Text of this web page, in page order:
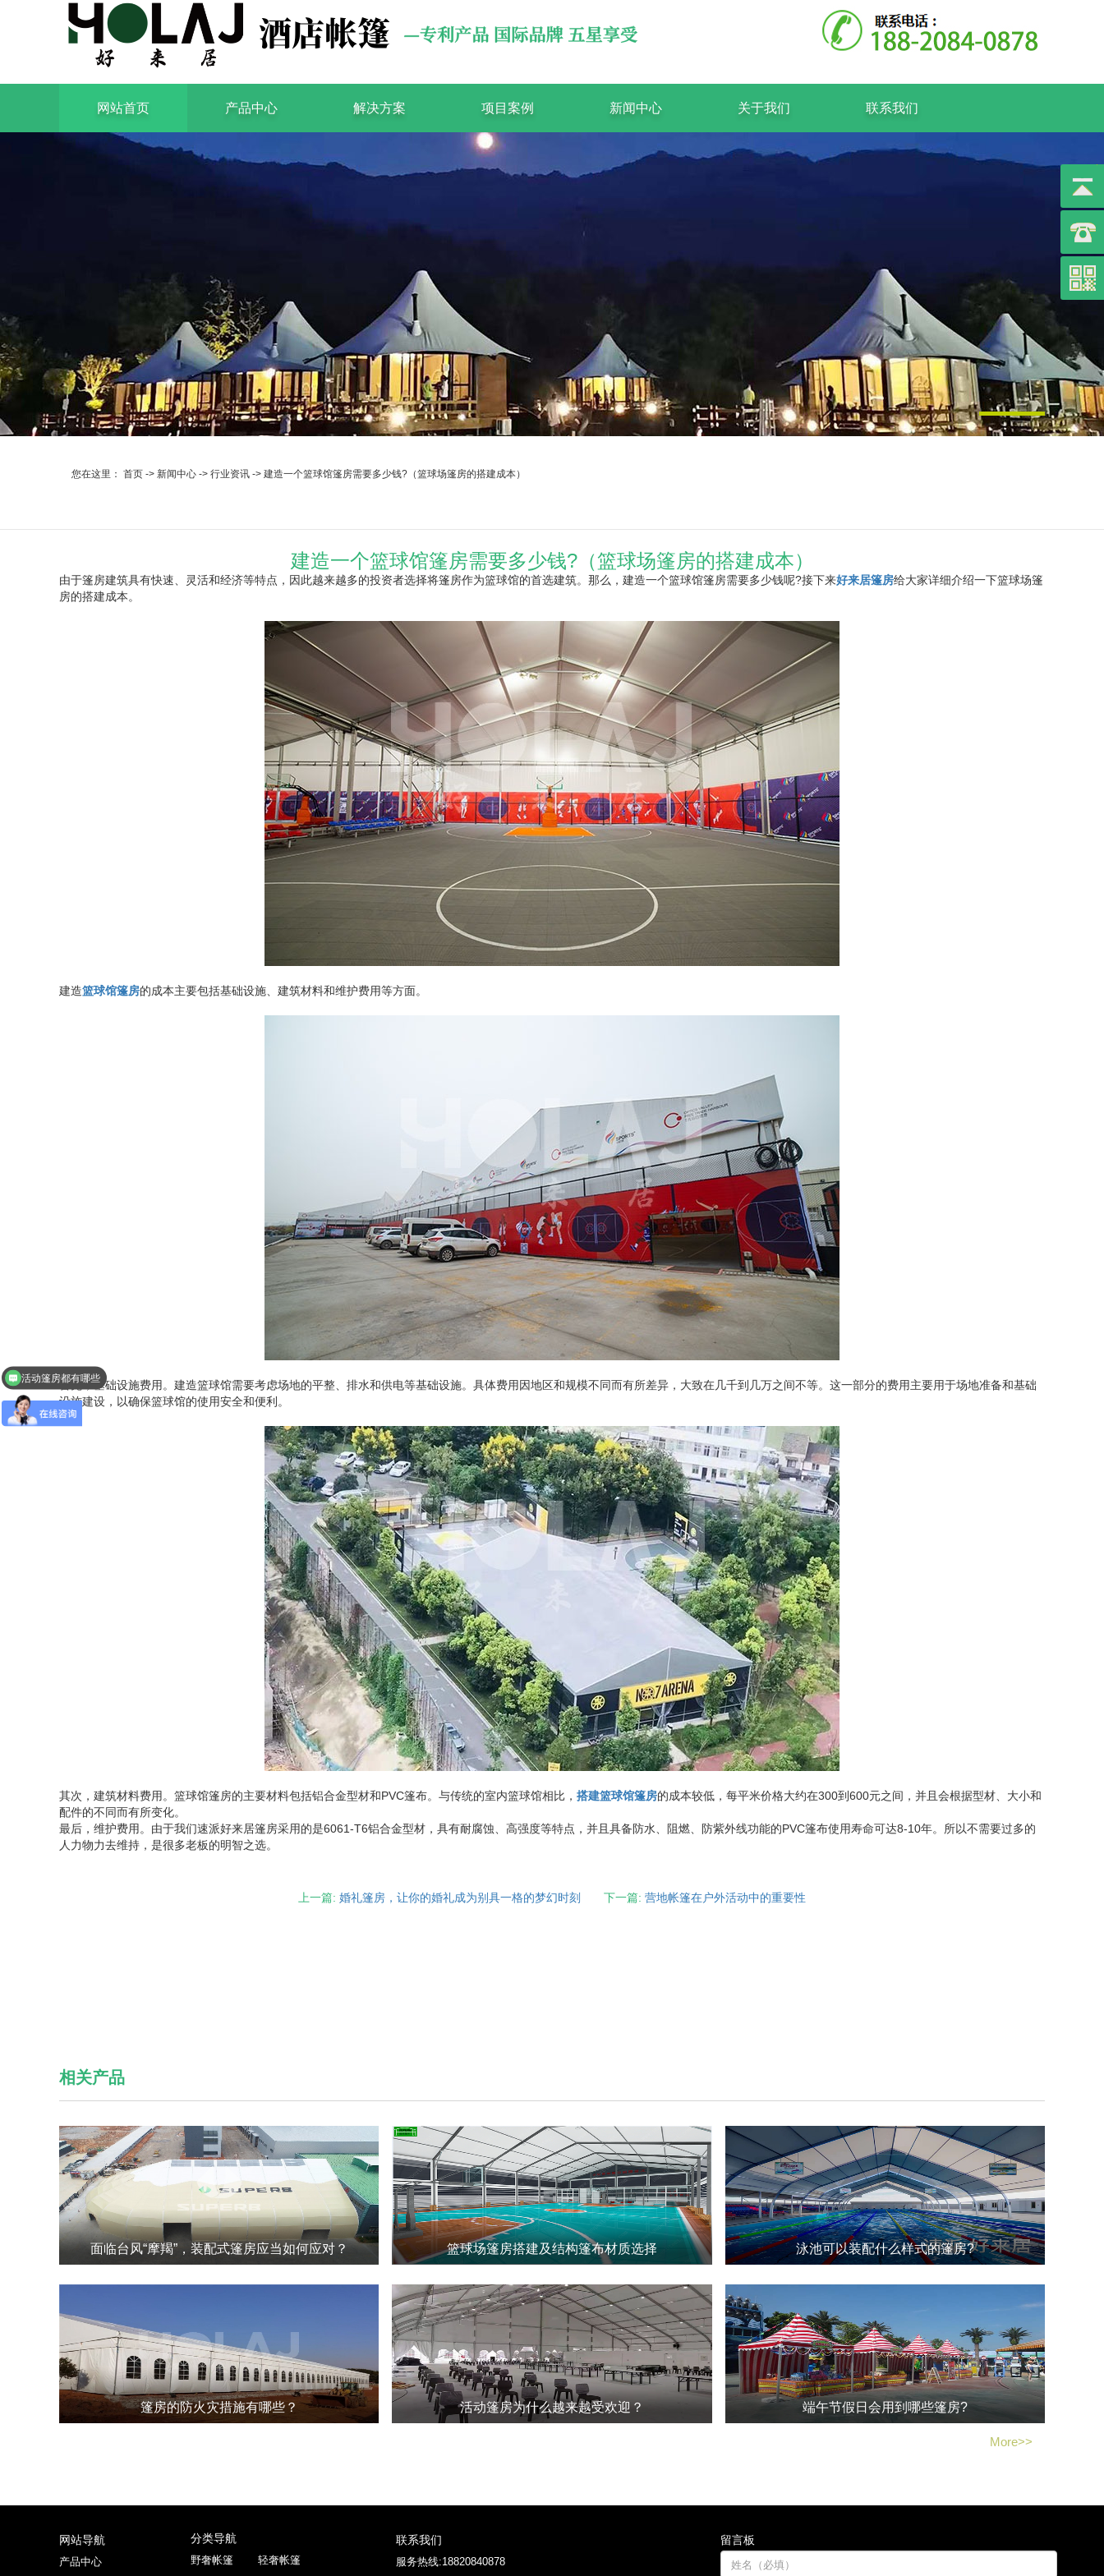
网站首页 产品中心 解决方案 项目案例 新闻中心 关于我们 联系我们
您在这里： 首页 -> 新闻中心 -> 行业资讯 -> 建造一个篮球馆篷房需要多少钱?（篮球场篷房的搭建成本）
建造一个篮球馆篷房需要多少钱?（篮球场篷房的搭建成本）
由于篷房建筑具有快速、灵活和经济等特点，因此越来越多的投资者选择将篷房作为篮球馆的首选建筑。那么，建造一个篮球馆篷房需要多少钱呢?接下来好来居篷房给大家详细介绍一下篮球场篷
房的搭建成本。
建造篮球馆篷房的成本主要包括基础设施、建筑材料和维护费用等方面。
首先，基础设施费用。建造篮球馆需要考虑场地的平整、排水和供电等基础设施。具体费用因地区和规模不同而有所差异，大致在几千到几万之间不等。这一部分的费用主要用于场地准备和基础
设施建设，以确保篮球馆的使用安全和便利。
其次，建筑材料费用。篮球馆篷房的主要材料包括铝合金型材和PVC篷布。与传统的室内篮球馆相比， 搭建篮球馆篷房的成本较低，每平米价格大约在300到600元之间，并且会根据型材、大小和
配件的不同而有所变化。
最后，维护费用。由于我们速派好来居篷房采用的是6061-T6铝合金型材，具有耐腐蚀、高强度等特点，并且具备防水、阻燃、防紫外线功能的PVC篷布使用寿命可达8-10年。所以不需要过多的
人力物力去维持，是很多老板的明智之选。
上一篇: 婚礼篷房，让你的婚礼成为别具一格的梦幻时刻 下一篇: 营地帐篷在户外活动中的重要性
相关产品
面临台风“摩羯”，装配式篷房应当如何应对？ 篮球场篷房搭建及结构篷布材质选择
型、结构框架、篷布类型等方面。在篷房结构材料的选择中也需要
考虑到其结构的稳定性，同时需要注意篷房的防水性能。
泳池可以装配什么样式的篷房?
类型及其特点。
篷房的防火灾措施有哪些？ 活动篷房为什么越来越受欢迎？ 端午节假日会用到哪些篷房?
More>>
网站导航
产品中心
分类导航
野奢帐篷 轻奢帐篷
联系我们
服务热线:18820840878
留言板
活动篷房都有哪些